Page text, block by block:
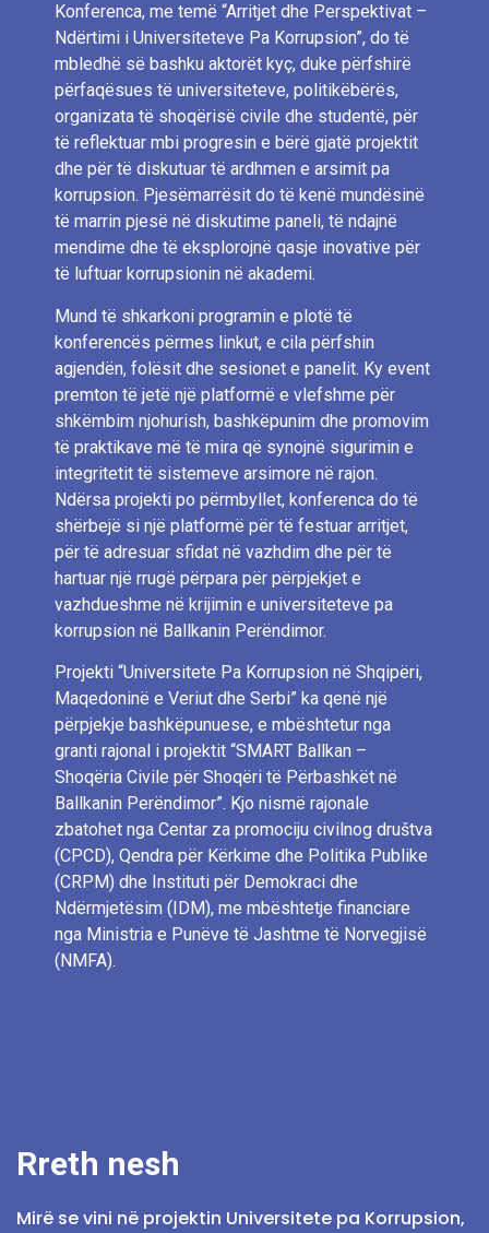
Konferenca, me temë “Arritjet dhe Perspektivat –
Ndërtimi i Universiteteve Pa Korrupsion”, do të
mbledhë së bashku aktorët kyç, duke përfshirë
përfaqësues të universiteteve, politikëbërës,
organizata të shoqërisë civile dhe studentë, për
të reflektuar mbi progresin e bërë gjatë projektit
dhe për të diskutuar të ardhmen e arsimit pa
korrupsion. Pjesëmarrësit do të kenë mundësinë
të marrin pjesë në diskutime paneli, të ndajnë
mendime dhe të eksplorojnë qasje inovative për
të luftuar korrupsionin në akademi.
Mund të shkarkoni programin e plotë të
konferencës përmes linkut, e cila përfshin
agjendën, folësit dhe sesionet e panelit. Ky event
premton të jetë një platformë e vlefshme për
shkëmbim njohurish, bashkëpunim dhe promovim
të praktikave më të mira që synojnë sigurimin e
integritetit të sistemeve arsimore në rajon.
Ndërsa projekti po përmbyllet, konferenca do të
shërbejë si një platformë për të festuar arritjet,
për të adresuar sfidat në vazhdim dhe për të
hartuar një rrugë përpara për përpjekjet e
vazhdueshme në krijimin e universiteteve pa
korrupsion në Ballkanin Perëndimor.
Projekti “Universitete Pa Korrupsion në Shqipëri,
Maqedoninë e Veriut dhe Serbi” ka qenë një
përpjekje bashkëpunuese, e mbështetur nga
granti rajonal i projektit “SMART Ballkan –
Shoqëria Civile për Shoqëri të Përbashkët në
Ballkanin Perëndimor”. Kjo nismë rajonale
zbatohet nga Centar za promociju civilnog društva
(CPCD), Qendra për Kërkime dhe Politika Publike
(CRPM) dhe Instituti për Demokraci dhe
Ndërmjetësim (IDM), me mbështetje financiare
nga Ministria e Punëve të Jashtme të Norvegjisë
(NMFA).
Rreth nesh
Mirë se vini në projektin Universitete pa Korrupsion,